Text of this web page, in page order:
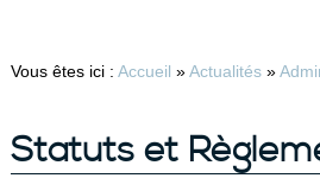
Vous êtes ici : Accueil »Actualités »
Statuts et